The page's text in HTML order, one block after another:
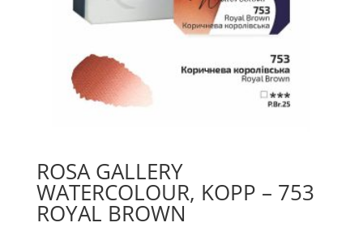
ROSA GALLERY
WATERCOLOUR, KOPP – 753
ROYAL BROWN